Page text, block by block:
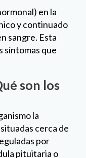
en la
y continuado
sangre. Esta
síntomas que
son los
la
cerca de
por
pituitaria o